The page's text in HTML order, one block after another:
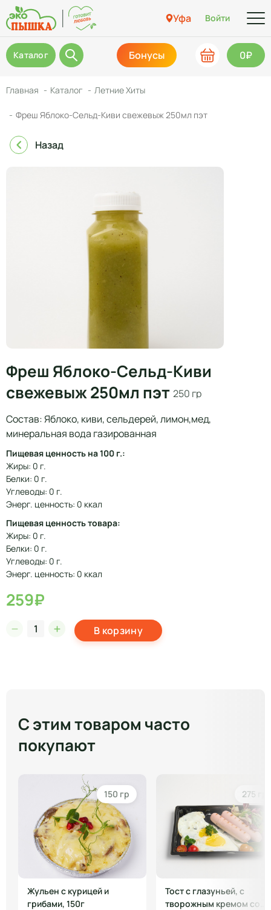
Уфа Войти
Каталог Бонусы 0₽
Главная Каталог Летние Хиты
Фреш Яблоко-Сельд-Киви свежевыж 250мл пэт
Назад
Фреш Яблоко-Сельд-Киви
свежевыж 250мл пэт 250 гр
Состав: Яблоко, киви, сельдерей, лимон,мед,
минеральная вода газированная
Пищевая ценность на 100 г.:
Жиры: 0 г.
Белки: 0 г.
Углеводы: 0 г.
Энерг. ценность: 0 ккал
Пищевая ценность товара:
Жиры: 0 г.
Белки: 0 г.
Углеводы: 0 г.
Энерг. ценность: 0 ккал
259₽
В корзину
С этим товаром часто
покупают
150 гр
Жульен с курицей и
грибами, 150г
275 гр
Тост с глазуньей, с
творожным кремом со